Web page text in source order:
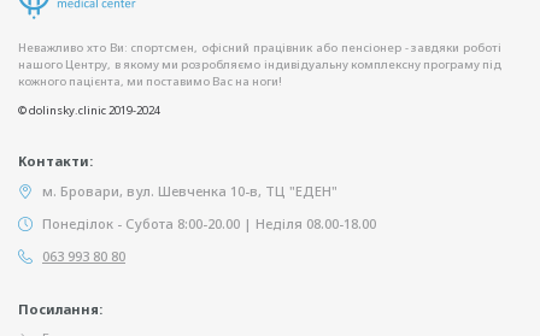
Неважливо хто Ви: спортсмен, офісний працівник або пенсіонер - завдяки роботі
нашого Центру, в якому ми розробляємо індивідуальну комплексну програму під
кожного пацієнта, ми поставимо Вас на ноги!
© dolinsky.clinic 2019-2024
Контакти:
м. Бровари, вул. Шевченка 10-в, ТЦ "ЕДЕН"
Понеділок - Субота 8:00-20.00 | Неділя 08.00-18.00
063 993 80 80
Посилання: